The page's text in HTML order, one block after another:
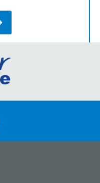
Ga
de
een